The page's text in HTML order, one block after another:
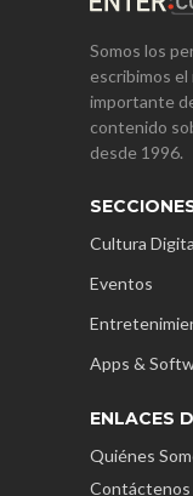
Somos los
escribimos
importante
contenido
desde 1996.
Cultura
Eventos
Apps &
ENLACES
Quiénes
Contáctenos